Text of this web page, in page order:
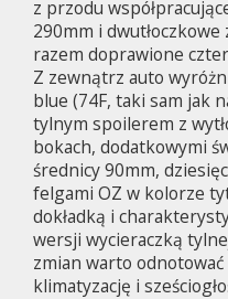
z przodu
290mm i dwutłoczkowe
razem doprawione
Z zewnątrz auto
blue (74F, taki sam jak
tylnym spoilerem z
bokach, dodatkowymi
średnicy 90mm,
felgami OZ w kolorze
dokładką i
wersji wycieraczką
zmian warto
klimatyzację i